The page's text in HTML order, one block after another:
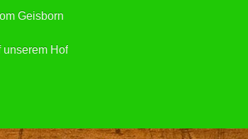
Geisborn
unserem Hof